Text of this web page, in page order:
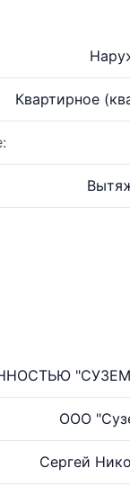
Квартирное
ООО
Сергей